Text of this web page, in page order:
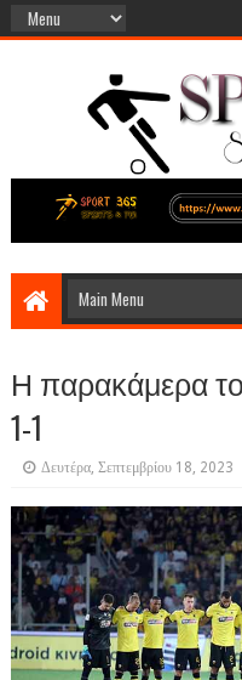
Η παρακάμερα
1-1
Δευτέρα, Σεπτεμβρίου 18, 2023